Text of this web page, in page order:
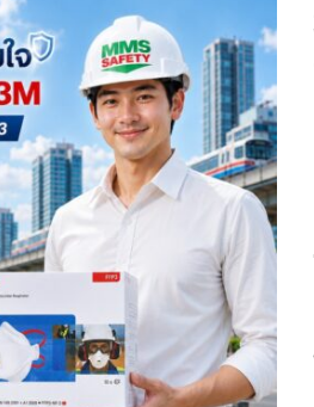
Add to
wishlist